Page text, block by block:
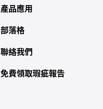
產品應用
部落格
聯絡我們
免費領取瑕疵報告